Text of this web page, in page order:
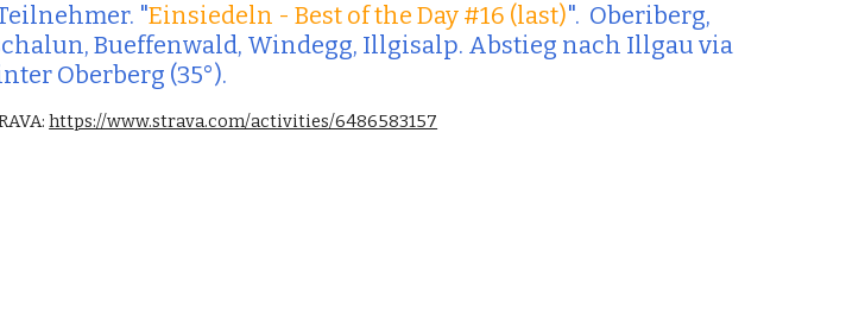
"Einsiedeln - Best of the Day #16 (last)". Oberiberg,
Bueffenwald, Windegg, Illgisalp. Abstieg nach Illgau
Oberberg (35°).
https://www.strava.com/activities/6486583157